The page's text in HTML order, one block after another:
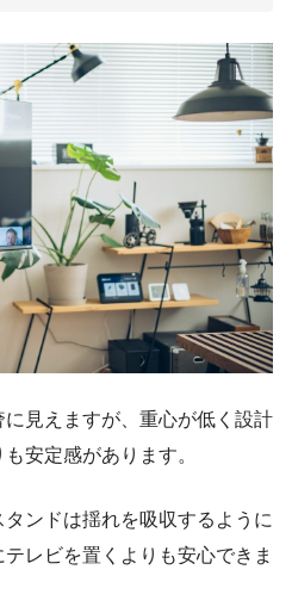
見えますが、重心が低く設計
安定感があります。
ンドは揺れを吸収するように
レビを置くよりも安心できま